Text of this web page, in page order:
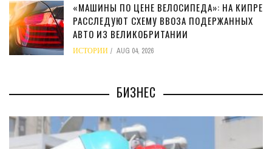
«МАШИНЫ ПО ЦЕНЕ ВЕЛОСИПЕДА»: НА КИПРЕ
РАССЛЕДУЮТ СХЕМУ ВВОЗА ПОДЕРЖАННЫХ
АВТО ИЗ ВЕЛИКОБРИТАНИИ
ИСТОРИИ AUG 04, 2026
БИЗНЕС